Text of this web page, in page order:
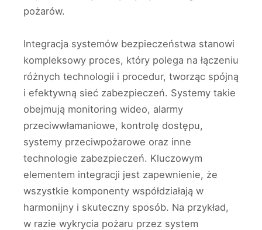
pożarów.
Integracja systemów bezpieczeństwa stanowi
kompleksowy proces, który polega na łączeniu
różnych technologii i procedur, tworząc spójną
i efektywną sieć zabezpieczeń. Systemy takie
obejmują monitoring wideo, alarmy
przeciwwłamaniowe, kontrolę dostępu,
systemy przeciwpożarowe oraz inne
technologie zabezpieczeń. Kluczowym
elementem integracji jest zapewnienie, że
wszystkie komponenty współdziałają w
harmonijny i skuteczny sposób. Na przykład,
w razie wykrycia pożaru przez system